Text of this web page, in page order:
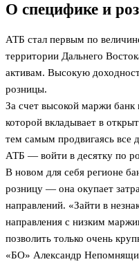
О специфике и
АТБ стал первым по
территории Дальнего
активам. Высокую
розницы.
За счет высокой маржи
которой вкладывает в
тем самым продвигаясь все
АТБ — войти в десятку по
В новом для себя регионе
розницу — она окупает
направлений. «Зайти в
направления с низким
позволить только очень
«БО» Александр